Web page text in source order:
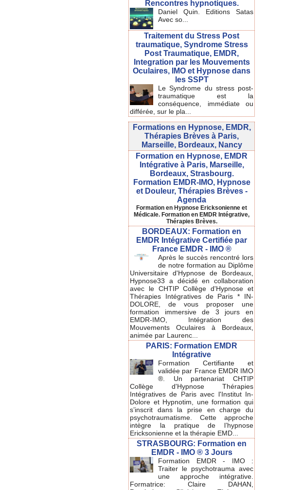
Rencontres hypnotiques.
Daniel Quin. Editions Satas
Avec so...
Traitement du Stress Post
traumatique, Syndrome Stress
Post Traumatique, EMDR,
Integration par les Mouvements
Oculaires, IMO et Hypnose dans
les SSPT
Le Syndrome du stress post-
traumatique est la
conséquence, immédiate ou
différée, sur le pla...
Formations en Hypnose, EMDR,
Thérapies Brèves à Paris,
Marseille, Bordeaux, Nancy
Formation en Hypnose, EMDR
Intégrative à Paris, Marseille,
Bordeaux, Strasbourg.
Formation EMDR-IMO, Hypnose
et Douleur, Thérapies Brèves -
Agenda
Formation en Hypnose Ericksonienne et
Médicale. Formation en EMDR Intégrative,
Thérapies Brèves.
BORDEAUX: Formation en
EMDR Intégrative Certifiée par
France EMDR - IMO ®
Après le succès rencontré lors
de notre formation au Diplôme
Universitaire d'Hypnose de Bordeaux,
Hypnose33 a décidé en collaboration
avec le CHTIP Collège d'Hypnose et
Thérapies Intégratives de Paris * IN-
DOLORE, de vous proposer une
formation immersive de 3 jours en
EMDR-IMO, Intégration des
Mouvements Oculaires à Bordeaux,
animée par Laurenc...
PARIS: Formation EMDR
Intégrative
Formation Certifiante et
validée par France EMDR IMO
®. Un partenariat CHTIP
Collège d'Hypnose Thérapies
Intégratives de Paris avec l'Institut In-
Dolore et Hypnotim, une formation qui
s’inscrit dans la prise en charge du
psychotraumatisme. Cette approche
intègre la pratique de l’hypnose
Ericksonienne et la thérapie EMD...
STRASBOURG: Formation en
EMDR - IMO ® 3 Jours
Formation EMDR - IMO :
Traiter le psychotrauma avec
une approche intégrative.
Formatrice: Claire DAHAN,